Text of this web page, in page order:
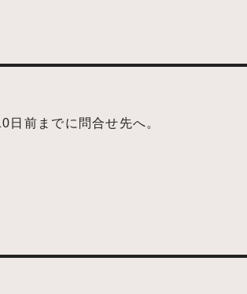
前までに問合せ先へ。